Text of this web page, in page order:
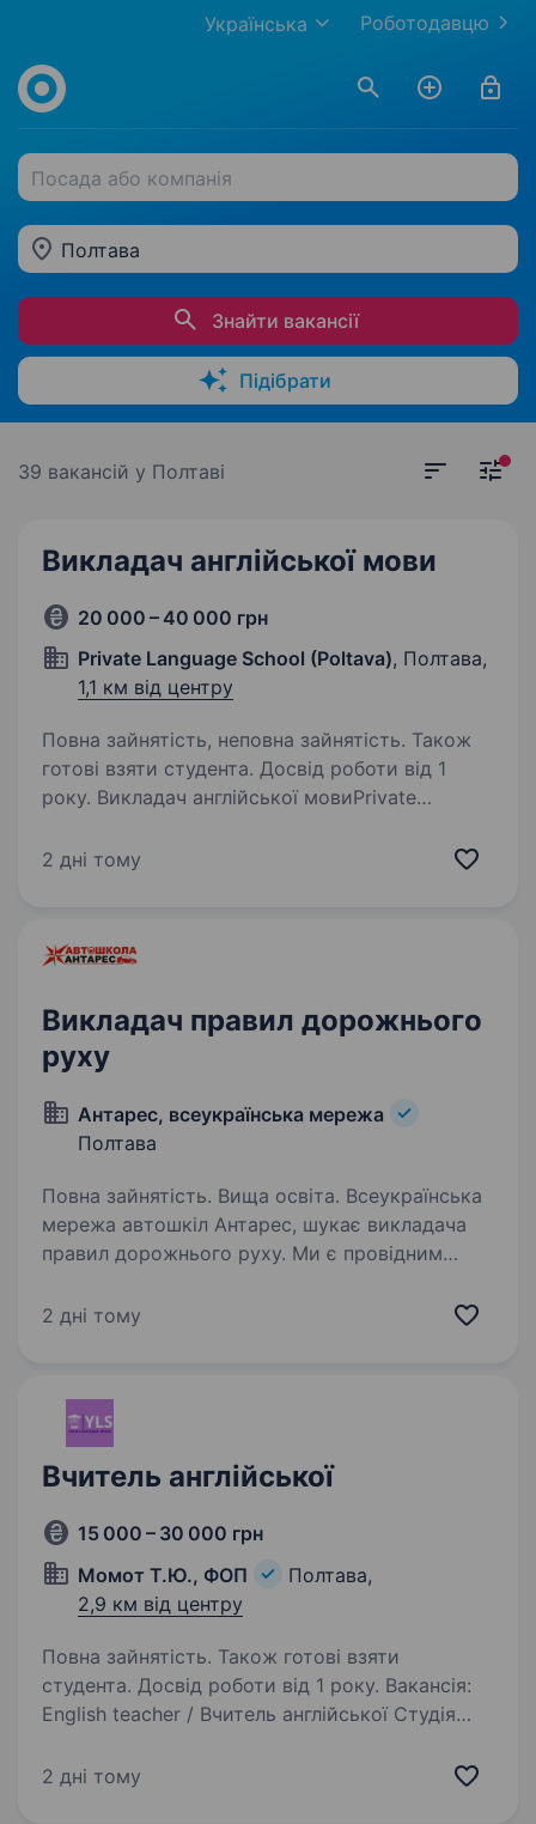
Роботодавцю
Українська
Посада або компанія
Полтава
Знайти вакансії
Підібрати
39 вакансій у Полтаві
Викладач англійської мови
20 000 – 40 000 грн
Private Language School (Poltava), Полтава,
1,1 км від центру
Повна зайнятість, неповна зайнятість. Також
готові взяти студента. Досвід роботи від 1
року. Викладач англійської мовиPrivate
Можливість розвитку в команді професіоналів
2 дні тому
Викладач правил дорожнього
руху
Антарес, всеукраїнська мережа
Полтава
Повна зайнятість. Вища освіта. Всеукраїнська
мережа автошкіл Антарес, шукає викладача
правил дорожнього руху. Ми є провідним
в Україні та забезпечуємо нашим учням
2 дні тому
Вчитель англійської
15 000 – 30 000 грн
Момот Т.Ю., ФОП
Полтава,
2,9 км від центру
Повна зайнятість. Також готові взяти
студента. Досвід роботи від 1 року. Вакансія:
English teacher / Вчитель англійської Студія
Полтава у пошуку найкращого викладача
2 дні тому